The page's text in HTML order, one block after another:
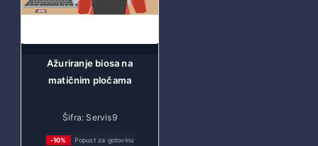
Ažuriranje biosa na
matičnim pločama
Šifra: Servis9
-10% Popust za gotovinu